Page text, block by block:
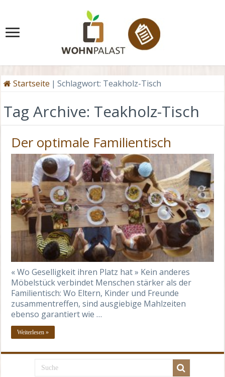
Startseite | Schlagwort: Teakholz-Tisch
Tag Archive: Teakholz-Tisch
Der optimale Familientisch
« Wo Geselligkeit ihren Platz hat » Kein anderes
Möbelstück verbindet Menschen stärker als der
Familientisch: Wo Eltern, Kinder und Freunde
zusammentreffen, sind ausgiebige Mahlzeiten
ebenso garantiert wie …
Weiterlesen »